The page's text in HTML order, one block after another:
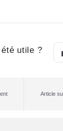
utile ?
Article